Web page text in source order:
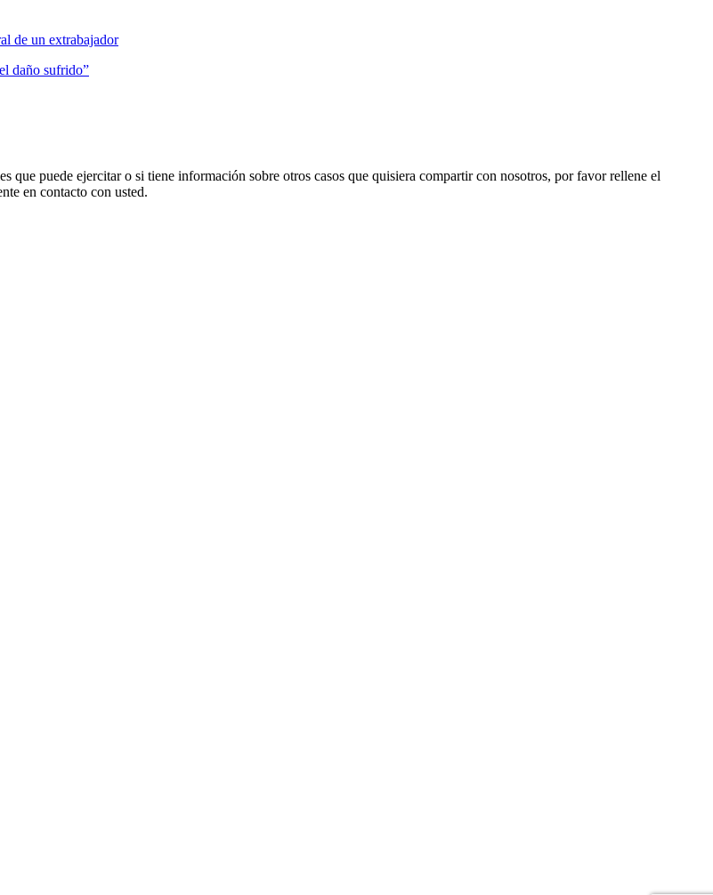
de un extrabajador
daño sufrido”
que puede ejercitar o si tiene información sobre otros casos que quisiera compartir con nosotros, por favor rellene el
en contacto con usted.